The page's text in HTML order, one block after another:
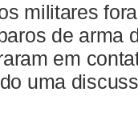
militares
de arma
em
uma